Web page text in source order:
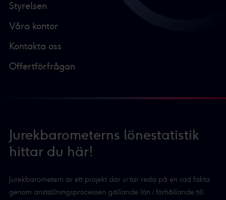
Styrelsen
Våra kontor
Kontakta oss
Offertförfrågan
Jurekbarometerns lönestatistik
hittar du här!
Jurekbarometern är ett projekt där vi tar reda på en rad fakta
genom anställningsprocessen gällande lön i förhållande till